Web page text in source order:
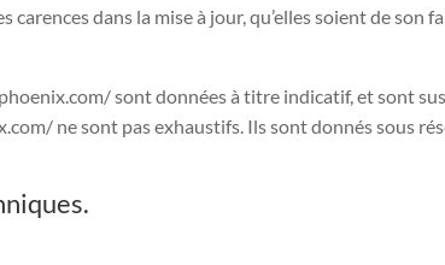
dans la mise à jour, qu’elles soient de son
sont données à titre indicatif, et sont
ne sont pas exhaustifs. Ils sont donnés sous